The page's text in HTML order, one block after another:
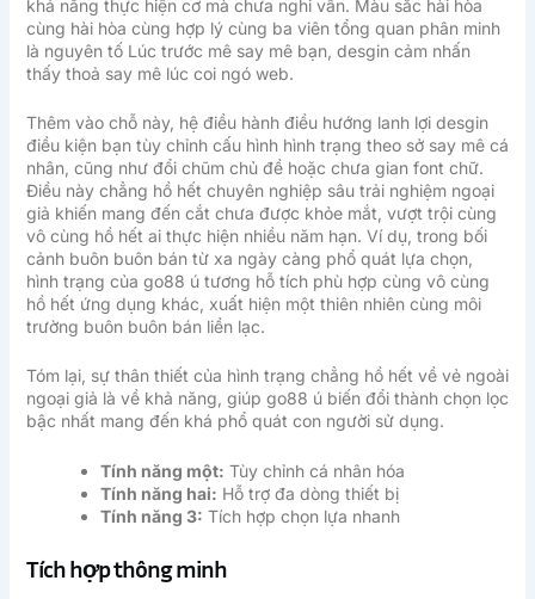
khả năng thực hiện cơ mà chưa nghi vấn. Màu sắc hài hòa
cùng hài hòa cùng hợp lý cùng ba viên tổng quan phân minh
là nguyên tố Lúc trước mê say mê bạn, desgin cảm nhấn
thấy thoả say mê lúc coi ngó web.
Thêm vào chỗ này, hệ điều hành điều hướng lanh lợi desgin
điều kiện bạn tùy chỉnh cấu hình hình trạng theo sở say mê cá
nhân, cũng như đổi chũm chủ đề hoặc chưa gian font chữ.
Điều này chẳng hồ hết chuyên nghiệp sâu trải nghiệm ngoại
giả khiến mang đến cắt chưa được khỏe mắt, vượt trội cùng
vô cùng hồ hết ai thực hiện nhiều năm hạn. Ví dụ, trong bối
cảnh buôn buôn bán từ xa ngày càng phổ quát lựa chọn,
hình trạng của go88 ú tương hỗ tích phù hợp cùng vô cùng
hồ hết ứng dụng khác, xuất hiện một thiên nhiên cùng môi
trường buôn buôn bán liền lạc.
Tóm lại, sự thân thiết của hình trạng chẳng hồ hết về vẻ ngoài
ngoại giả là về khả năng, giúp go88 ú biến đổi thành chọn lọc
bậc nhất mang đến khá phổ quát con người sử dụng.
Tính năng một: Tùy chỉnh cá nhân hóa
Tính năng hai: Hỗ trợ đa dòng thiết bị
Tính năng 3: Tích hợp chọn lựa nhanh
Tích hợp thông minh